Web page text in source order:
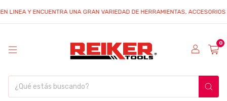
Y ENCUENTRA UNA GRAN VARIEDAD DE HERRAMIENTAS, ACCESORIOS Y
0